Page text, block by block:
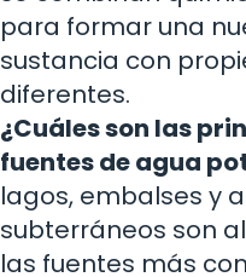
para formar una
sustancia con
diferentes.
¿Cuáles son las
fuentes de agua
lagos, embalses y
subterráneos son
las fuentes más